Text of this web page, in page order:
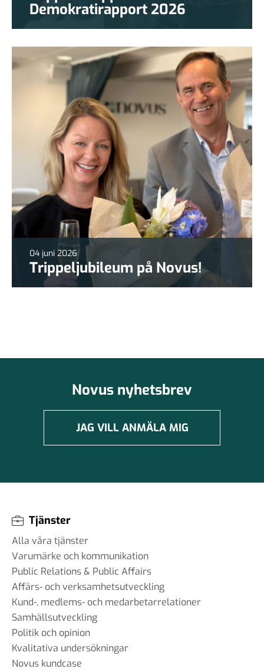
Demokratirapport 2026
04 juni 2026
Trippeljubileum på Novus!
Novus nyhetsbrev
JAG VILL ANMÄLA MIG
Tjänster
Alla våra tjänster
Varumärke och kommunikation
Public Relations & Public Affairs
Affärs- och verksamhetsutveckling
Kund-, medlems- och medarbetarrelationer
Samhällsutveckling
Politik och opinion
Kvalitativa undersökningar
Novus kundcase